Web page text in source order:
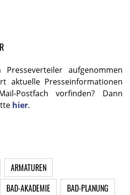
aufgenommen
aktuelle Presseinformationen
Postfach vorfinden? Dann
hier.
ARMATUREN
BAD-AKADEMIE
BAD-PLANUNG